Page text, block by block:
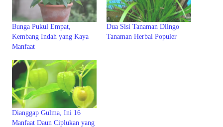
Bunga Pukul Empat,
Kembang Indah yang Kaya
Manfaat
Dua Sisi Tanaman Dlingo
Tanaman Herbal Populer
Dianggap Gulma, Ini 16
Manfaat Daun Ciplukan yang